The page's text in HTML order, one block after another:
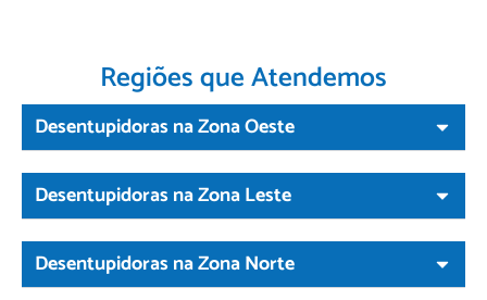
Regiões que Atendemos
Desentupidoras na Zona Oeste
Desentupidoras na Zona Leste
Desentupidoras na Zona Norte